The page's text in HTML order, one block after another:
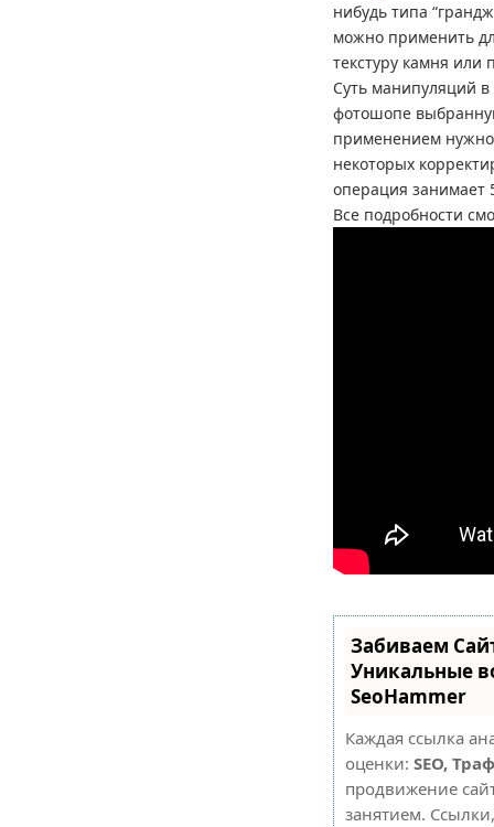
нибудь типа
можно применить
текстуру камня или
Суть манипуляций
фотошопе
применением
некоторых
операция занимает
Все подробности
Забиваем
Уникальные
SeoHammer
Каждая ссылка
оценки: SEO,
продвижение
занятием.